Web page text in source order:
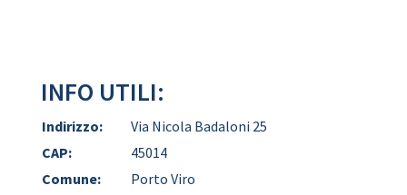
INFO UTILI:
Indirizzo:
Via Nicola Badaloni 25
CAP:
45014
Comune:
Porto Viro